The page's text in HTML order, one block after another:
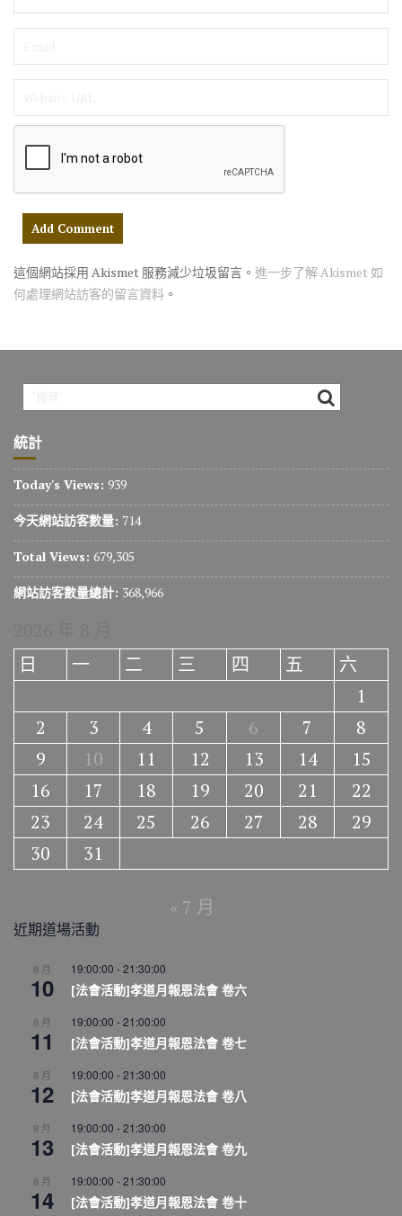
這個網站採用 Akismet 服務減少垃圾留言。 進一步了解 Akismet 如
何處理網站訪客的留言資料 。
統計
Today's Views: 939
今天網站訪客數量: 714
Total Views: 679,305
網站訪客數量總計: 368,966
日
一 二 三 四 五
六
1
2
3 4 5 6 7
8
9
10 11 12 13 14
15
16
17 18 19 20 21
22
23
24 25 26 27 28
29
30
31
« 7 月
近期道場活動
8 月
10
19:00:00 -21:30:00
[法會活動]孝道月報恩法會 卷六
8 月
11
19:00:00 -21:00:00
[法會活動]孝道月報恩法會 卷七
8 月
12
19:00:00 -21:30:00
[法會活動]孝道月報恩法會 卷八
8 月
13
19:00:00 -21:30:00
[法會活動]孝道月報恩法會 卷九
8 月
14
19:00:00 -21:30:00
[法會活動]孝道月報恩法會 卷十